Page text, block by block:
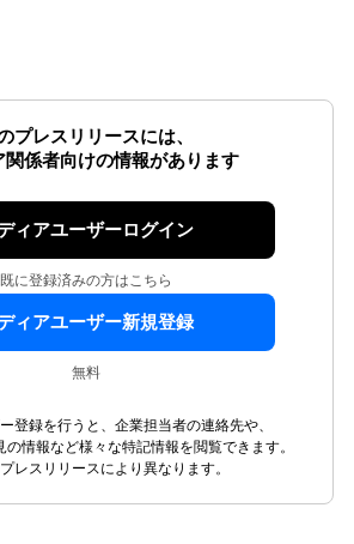
プレスリリースには、
関係者向けの情報があります
ィアユーザーログイン
既に登録済みの方はこちら
ィアユーザー新規登録
無料
登録を行うと、企業担当者の連絡先や、
の情報など様々な特記情報を閲覧できます。
レスリリースにより異なります。